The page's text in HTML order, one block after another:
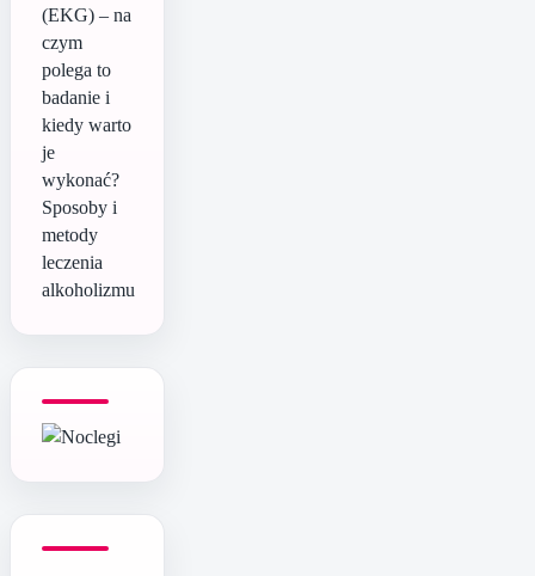
(EKG) – na
czym
polega to
badanie i
kiedy warto
je
wykonać?
Sposoby i
metody
leczenia
alkoholizmu